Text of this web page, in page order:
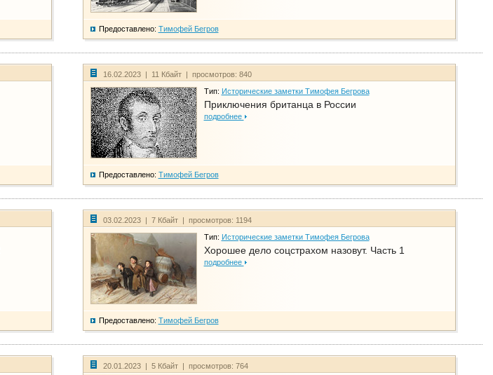
Предоставлено: Тимофей Бегров
16.02.2023 | 11 Кбайт | просмотров: 840
Тип: Исторические заметки Тимофея Бегрова
Приключения британца в России
подробнее
Предоставлено: Тимофей Бегров
03.02.2023 | 7 Кбайт | просмотров: 1194
Тип: Исторические заметки Тимофея Бегрова
Хорошее дело соцстрахом назовут. Часть 1
подробнее
Предоставлено: Тимофей Бегров
20.01.2023 | 5 Кбайт | просмотров: 764